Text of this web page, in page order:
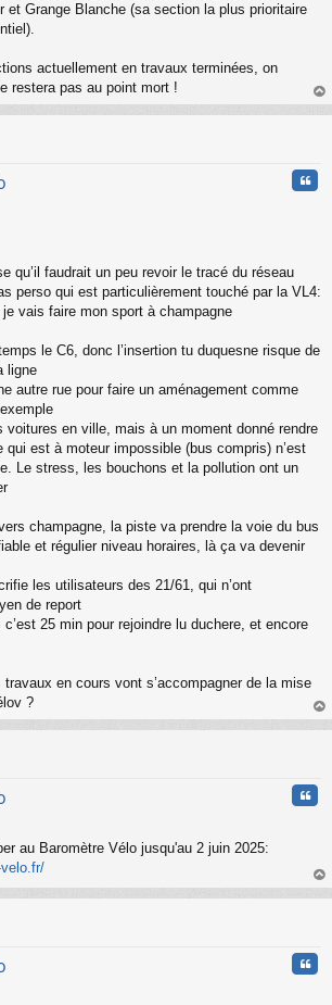
et Grange Blanche (sa section la plus prioritaire
actuellement en travaux terminées, on
restera pas au point mort !
au
qu’il faudrait un peu revoir le tracé du réseau
perso qui est particulièrement touché par la VL4:
vais faire mon sport à champagne
le C6, donc l’insertion tu duquesne risque de
ligne
autre rue pour faire un aménagement comme
voitures en ville, mais à un moment donné rendre
qui est à moteur impossible (bus compris) n’est
Le stress, les bouchons et la pollution ont un
champagne, la piste va prendre la voie du bus
et régulier niveau horaires, là ça va devenir
les utilisateurs des 21/61, qui n’ont
de report
25 min pour rejoindre lu duchere, et encore
travaux en cours vont s’accompagner de la mise
?
au
au Baromètre Vélo jusqu'au 2 juin 2025:
au